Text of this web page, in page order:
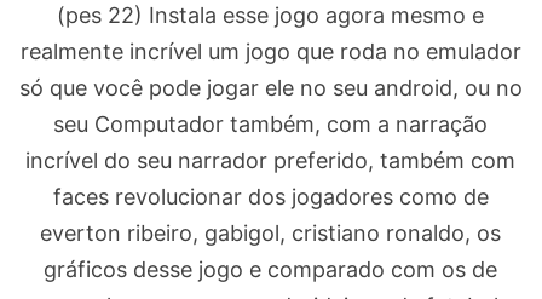
(pes 22) Instala esse jogo agora mesmo e
realmente incrível um jogo que roda no emulador
só que você pode jogar ele no seu android, ou no
seu Computador também, com a narração
incrível do seu narrador preferido, também com
faces revolucionar dos jogadores como de
everton ribeiro, gabigol, cristiano ronaldo, os
gráficos desse jogo e comparado com os de